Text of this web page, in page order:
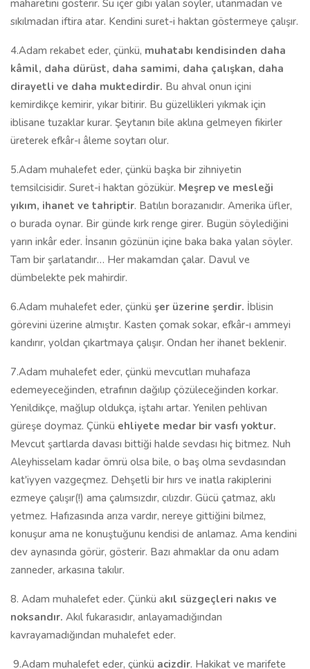
maharetini gösterir. Su içer gibi yalan söyler, utanmadan ve
sıkılmadan iftira atar. Kendini suret-i haktan göstermeye çalışır.
4.Adam rekabet eder, çünkü, muhatabı kendisinden daha
kâmil, daha dürüst, daha samimi, daha çalışkan, daha
dirayetli ve daha muktedirdir. Bu ahval onun içini
kemirdikçe kemirir, yıkar bitirir. Bu güzellikleri yıkmak için
iblisane tuzaklar kurar. Şeytanın bile aklına gelmeyen fikirler
üreterek efkâr-ı âleme soytarı olur.
5.Adam muhalefet eder, çünkü başka bir zihniyetin
temsilcisidir. Suret-i haktan gözükür. Meşrep ve mesleği
yıkım, ihanet ve tahriptir. Batılın borazanıdır. Amerika üfler,
o burada oynar. Bir günde kırk renge girer. Bugün söylediğini
yarın inkâr eder. İnsanın gözünün içine baka baka yalan söyler.
Tam bir şarlatandır… Her makamdan çalar. Davul ve
dümbelekte pek mahirdir.
6.Adam muhalefet eder, çünkü şer üzerine şerdir. İblisin
görevini üzerine almıştır. Kasten çomak sokar, efkâr-ı ammeyi
kandırır, yoldan çıkartmaya çalışır. Ondan her ihanet beklenir.
7.Adam muhalefet eder, çünkü mevcutları muhafaza
edemeyeceğinden, etrafının dağılıp çözüleceğinden korkar.
Yenildikçe, mağlup oldukça, iştahı artar. Yenilen pehlivan
güreşe doymaz. Çünkü ehliyete medar bir vasfı yoktur.
Mevcut şartlarda davası bittiği halde sevdası hiç bitmez. Nuh
Aleyhisselam kadar ömrü olsa bile, o baş olma sevdasından
kat'iyyen vazgeçmez. Dehşetli bir hırs ve inatla rakiplerini
ezmeye çalışır(!) ama çalımsızdır, cılızdır. Gücü çatmaz, aklı
yetmez. Hafızasında arıza vardır, nereye gittiğini bilmez,
konuşur ama ne konuştuğunu kendisi de anlamaz. Ama kendini
dev aynasında görür, gösterir. Bazı ahmaklar da onu adam
zanneder, arkasına takılır.
8. Adam muhalefet eder. Çünkü akıl süzgeçleri nakıs ve
noksandır. Akıl fukarasıdır, anlayamadığından
kavrayamadığından muhalefet eder.
9.Adam muhalefet eder, çünkü acizdir. Hakikat ve marifete